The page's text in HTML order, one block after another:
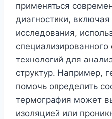
применяться
диагностики,
исследования,
специализированного
технологий для
структур. Например,
помочь определить
термография может
изоляцией или